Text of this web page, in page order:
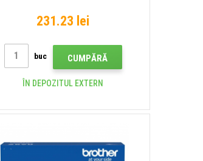
231.23 lei
buc CUMPĂRĂ
ÎN DEPOZITUL EXTERN